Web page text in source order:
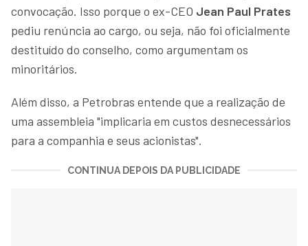
convocação. Isso porque o ex-CEO Jean Paul Prates
pediu renúncia ao cargo, ou seja, não foi oficialmente
destituído do conselho, como argumentam os
minoritários.
Além disso, a Petrobras entende que a realização de
uma assembleia "implicaria em custos desnecessários
para a companhia e seus acionistas".
CONTINUA DEPOIS DA PUBLICIDADE